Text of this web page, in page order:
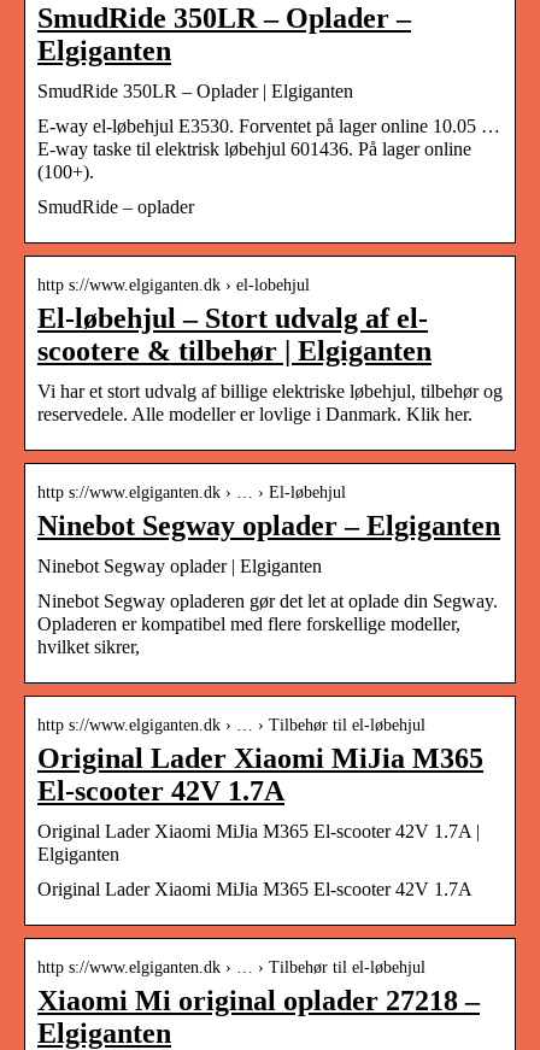
SmudRide 350LR – Oplader –
Elgiganten
SmudRide 350LR – Oplader | Elgiganten
E-way el-løbehjul E3530. Forventet på lager online 10.05 …
E-way taske til elektrisk løbehjul 601436. På lager online
(100+).
SmudRide – oplader
http s://www.elgiganten.dk › el-lobehjul
El-løbehjul – Stort udvalg af el-
scootere & tilbehør | Elgiganten
Vi har et stort udvalg af billige elektriske løbehjul, tilbehør og
reservedele. Alle modeller er lovlige i Danmark. Klik her.
http s://www.elgiganten.dk › … › El-løbehjul
Ninebot Segway oplader – Elgiganten
Ninebot Segway oplader | Elgiganten
Ninebot Segway opladeren gør det let at oplade din Segway.
Opladeren er kompatibel med flere forskellige modeller,
hvilket sikrer,
http s://www.elgiganten.dk › … › Tilbehør til el-løbehjul
Original Lader Xiaomi MiJia M365
El-scooter 42V 1.7A
Original Lader Xiaomi MiJia M365 El-scooter 42V 1.7A |
Elgiganten
Original Lader Xiaomi MiJia M365 El-scooter 42V 1.7A
http s://www.elgiganten.dk › … › Tilbehør til el-løbehjul
Xiaomi Mi original oplader 27218 –
Elgiganten